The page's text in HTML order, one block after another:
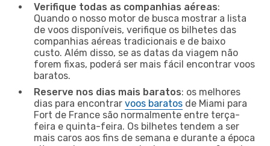
Verifique todas as companhias aéreas:
Quando o nosso motor de busca mostrar a lista
de voos disponíveis, verifique os bilhetes das
companhias aéreas tradicionais e de baixo
custo. Além disso, se as datas da viagem não
forem fixas, poderá ser mais fácil encontrar voos
baratos.
Reserve nos dias mais baratos: os melhores
dias para encontrar voos baratos de Miami para
Fort de France são normalmente entre terça-
feira e quinta-feira. Os bilhetes tendem a ser
mais caros aos fins de semana e durante a época